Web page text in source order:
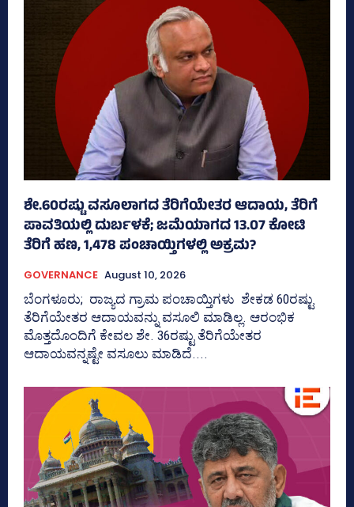
ಶೇ.60ರಷ್ಟು ವಸೂಲಾಗದ ತೆರಿಗೆಯೇತರ ಆದಾಯ, ತೆರಿಗೆ
ಪಾವತಿಯಲ್ಲಿ ದುರ್ಬಳಕೆ; ಜಮೆಯಾಗದ 13.07 ಕೋಟಿ
ತೆರಿಗೆ ಹಣ, 1,478 ಪಂಚಾಯ್ತಿಗಳಲ್ಲಿ ಅಕ್ರಮ?
GOVERNANCE August 10, 2026
ಬೆಂಗಳೂರು; ರಾಜ್ಯದ ಗ್ರಾಮ ಪಂಚಾಯ್ತಿಗಳು ಶೇಕಡ 60ರಷ್ಟು
ತೆರಿಗೆಯೇತರ ಆದಾಯವನ್ನು ವಸೂಲಿ ಮಾಡಿಲ್ಲ. ಆರಂಭಿಕ
ಮೊತ್ತದೊಂದಿಗೆ ಕೇವಲ ಶೇ. 36ರಷ್ಟು ತೆರಿಗೆಯೇತರ
ಆದಾಯವನ್ನಷ್ಟೇ ವಸೂಲು ಮಾಡಿದೆ....